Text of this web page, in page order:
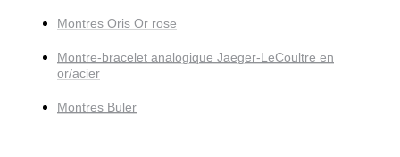
Montres Oris Or rose
Montre-bracelet analogique Jaeger-LeCoultre en
or/acier
Montres Buler